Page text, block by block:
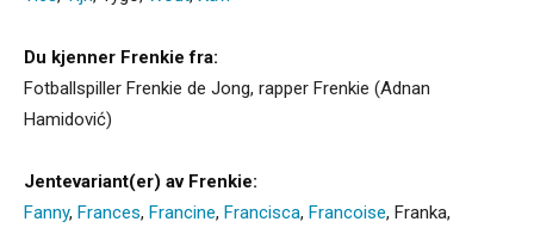
Du kjenner Frenkie fra:
Fotballspiller Frenkie de Jong, rapper Frenkie (Adnan
Hamidović)
Jentevariant(er) av Frenkie:
Fanny, Frances, Francine, Francisca, Francoise, Franka,